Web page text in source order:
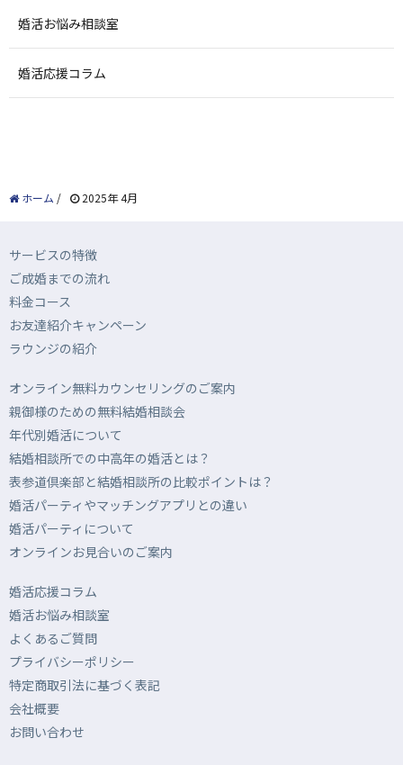
婚活お悩み相談室
婚活応援コラム
ホーム / 2025年 4月
サービスの特徴
ご成婚までの流れ
料金コース
お友達紹介キャンペーン
ラウンジの紹介
オンライン無料カウンセリングのご案内
親御様のための無料結婚相談会
年代別婚活について
結婚相談所での中高年の婚活とは？
表参道倶楽部と結婚相談所の比較ポイントは？
婚活パーティやマッチングアプリとの違い
婚活パーティについて
オンラインお見合いのご案内
婚活応援コラム
婚活お悩み相談室
よくあるご質問
プライバシーポリシー
特定商取引法に基づく表記
会社概要
お問い合わせ